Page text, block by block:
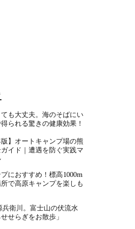
も大丈夫。海のそばにい
られる驚きの健康効果！
版】オートキャンプ場の熊
イド｜遭遇を防ぐ実践マ
におすすめ！標高1000m
で高原キャンプを楽しも
兵衛川。富士山の伏流水
せらぎをお散歩」